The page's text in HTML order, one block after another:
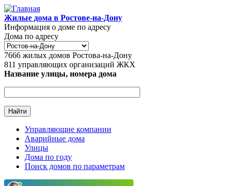
Перейти к основному содержанию
Жилые дома в Ростове-на-Дону
Информация о доме по адресу
Дома по адресу
7666 жилых домов Ростова-на-Дону
811 управляющих организаций ЖКХ
Название улицы, номера дома
Главное меню
Управляющие компании
Аварийные дома
Улицы
Дома по году
Поиск домов по параметрам